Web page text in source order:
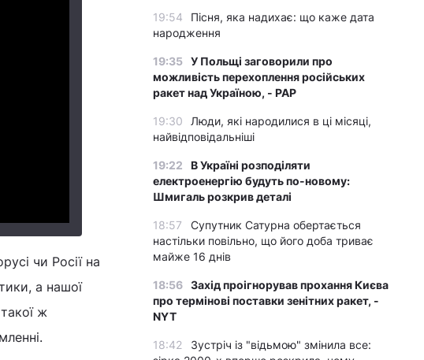
чи Росії на
а нашої
ж
19:54
Пісня, яка надихає: що каже дата
народження
19:35 У Польщі заговорили про
можливість перехоплення російських
ракет над Україною, - PAP
19:30
Люди, які народилися в ці місяці,
найвідповідальніші
19:22
В Україні розподіляти
електроенергію будуть по-новому:
Шмигаль розкрив деталі
18:57
Супутник Сатурна обертається
настільки повільно, що його доба триває
майже 16 днів
18:56 Захід проігнорував прохання Києва
про термінові поставки зенітних ракет, -
NYT
18:42
Зустріч із "відьмою" змінила все: